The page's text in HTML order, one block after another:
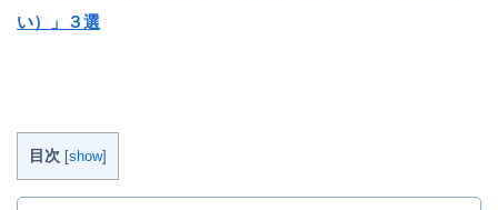
い）」３選
目次 [show]